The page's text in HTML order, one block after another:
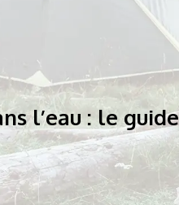
l’eau : le